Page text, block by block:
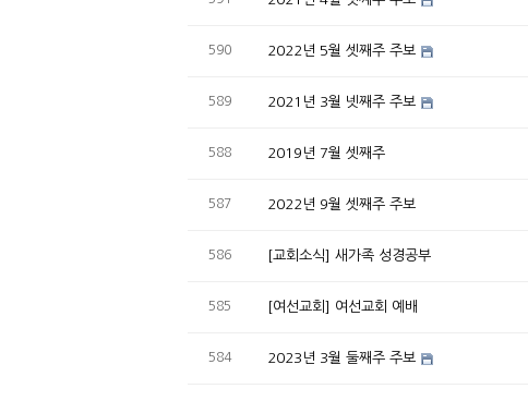
590 2022년 5월 셋째주 주보
589 2021년 3월 넷째주 주보
588 2019년 7월 셋째주
587 2022년 9월 셋째주 주보
586 [교회소식] 새가족 성경공부
585 [여선교회] 여선교회 예배
584 2023년 3월 둘째주 주보